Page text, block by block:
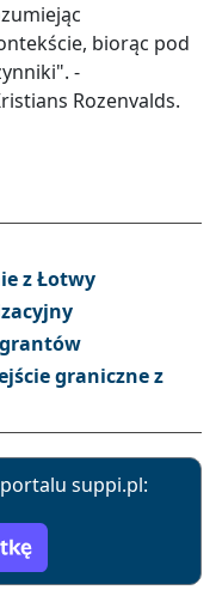
biorąc pod
-
Rozenvalds.
z Łotwy
graniczne z
suppi.pl: